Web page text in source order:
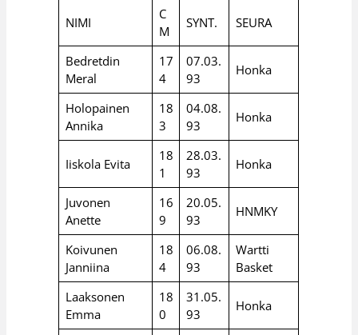
NIMI
C
M
SYNT. SEURA
Bedretdin
Meral
17
4
07.03.
93
Honka
Holopainen
Annika
18
3
04.08.
93
Honka
Iiskola Evita
18
1
28.03.
93
Honka
Juvonen
Anette
16
9
20.05.
93
HNMKY
Koivunen
Janniina
18
4
06.08.
93
Wartti
Basket
Laaksonen
Emma
18
0
31.05.
93
Honka